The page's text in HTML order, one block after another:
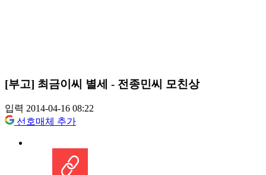
[부고] 최금이씨 별세 - 전종민씨 모친상
입력 2014-04-16 08:22
선호매체 추가